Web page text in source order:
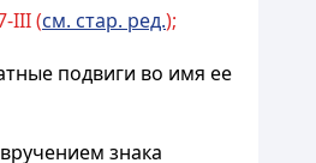
III (см. стар. ред.);
подвиги во имя ее
знака